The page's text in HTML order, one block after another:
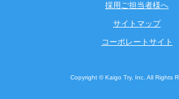
採用ご担当者様へ
サイトマップ
コーポレートサイト
Copyright © Kaigo Try, Inc. All Rights